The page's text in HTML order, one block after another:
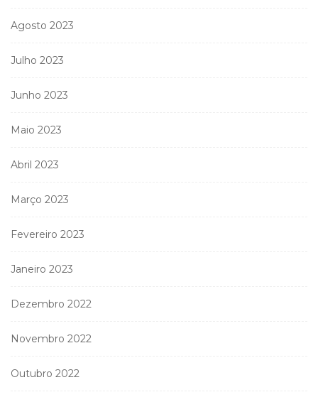
Agosto 2023
Julho 2023
Junho 2023
Maio 2023
Abril 2023
Março 2023
Fevereiro 2023
Janeiro 2023
Dezembro 2022
Novembro 2022
Outubro 2022